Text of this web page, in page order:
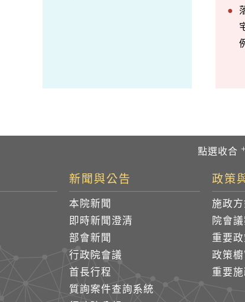
新聞與公告
本院新聞
即時新聞澄清
部會新聞
行政院會議
首長行程
質詢案件查詢系統
政策
施政
院會
重要政
政策櫥
重要